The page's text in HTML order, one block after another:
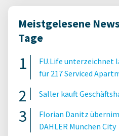
Meistgelesene
Tage
FU.Life
für 217 Serviced
Saller kauft
Florian Danitz
DAHLER München City